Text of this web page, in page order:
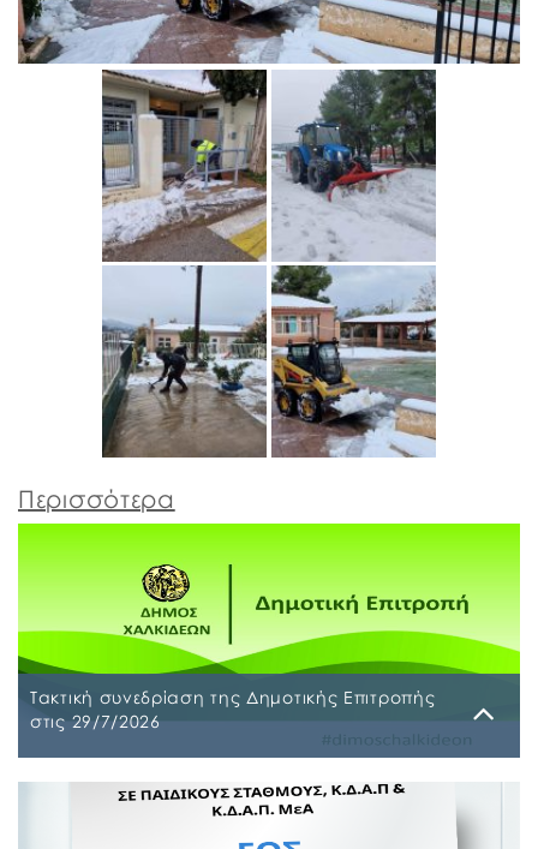
Περισσότερα
Τακτική συνεδρίαση της Δημοτικής Επιτροπής
στις 29/7/2026
Τακτική συνεδρίαση της Δημοτικής Επιτροπής θα
διεξαχθεί στο Δημοτικό Κατάστημα επί των οδών